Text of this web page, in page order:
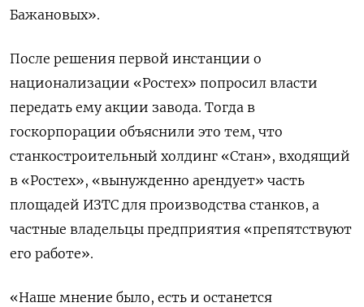
Бажановых».
После решения первой инстанции о
национализации «Ростех» попросил власти
передать ему акции завода. Тогда в
госкорпорации объяснили это тем, что
станкостроительный холдинг «Стан», входящий
в «Ростех», «вынужденно арендует» часть
площадей ИЗТС для производства станков, а
частные владельцы предприятия «препятствуют
его работе».
«Наше мнение было, есть и останется